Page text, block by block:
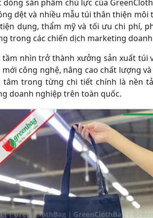
dòng sản phẩm chủ lực của
dệt và nhiều mẫu túi thân thiện
dụng, thẩm mỹ và tối ưu chi phí,
trong các chiến dịch marketing
tầm nhìn trở thành xưởng sản xuất túi
công nghệ, nâng cao chất lượng
tâm trong từng chi tiết chính là nền
doanh nghiệp trên toàn quốc.